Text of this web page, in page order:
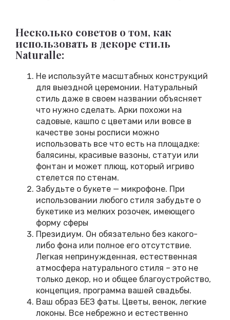
Несколько советов о том, как
использовать в декоре стиль
Naturalle:
Не используйте масштабных конструкций
для выездной церемонии. Натуральный
стиль даже в своем названии объясняет
что нужно сделать. Арки похожи на
садовые, кашпо с цветами или вовсе в
качестве зоны росписи можно
использовать все что есть на площадке:
балясины, красивые вазоны, статуи или
фонтан и может плющ, который игриво
стелется по стенам.
Забудьте о букете — микрофоне. При
использовании любого стиля забудьте о
букетике из мелких розочек, имеющего
форму сферы
Президиум. Он обязательно без какого-
либо фона или полное его отсутствие.
Легкая непринужденная, естественная
атмосфера натурального стиля – это не
только декор, но и общее благоустройство,
концепция, программа вашей свадьбы.
Ваш образ БЕЗ фаты. Цветы, венок, легкие
локоны. Все небрежно и естественно